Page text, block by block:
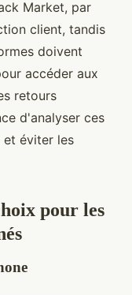
Market, par
client, tandis
doivent
accéder aux
retours
d'analyser ces
et éviter les
pour les